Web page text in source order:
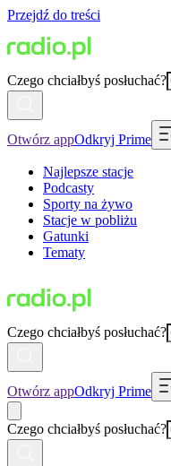
Przejdź do treści
Czego chciałbyś posłuchać?
Otwórz appOdkryj Prime
Najlepsze stacje
Podcasty
Sporty na żywo
Stacje w pobliżu
Gatunki
Tematy
Czego chciałbyś posłuchać?
Otwórz appOdkryj Prime
Czego chciałbyś posłuchać?